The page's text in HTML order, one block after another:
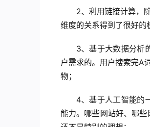
2、利用链接计算，
维度的关系得到了很好的
3、基于大数据分析
户需求的。用户搜索完A
物；
4、基于人工智能的
能力。哪些网站好、哪